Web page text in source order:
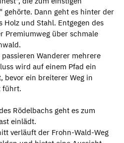
gehörte. Dann geht es hinter der
Holz und Stahl. Entgegen des
Premiumweg über schmale
Wanderer mehrere
wird auf einem Pfad ein
ein breiterer Weg in
führt.
Rödelbachs geht es zum
einlädt.
verläuft der Frohn-Wald-Weg